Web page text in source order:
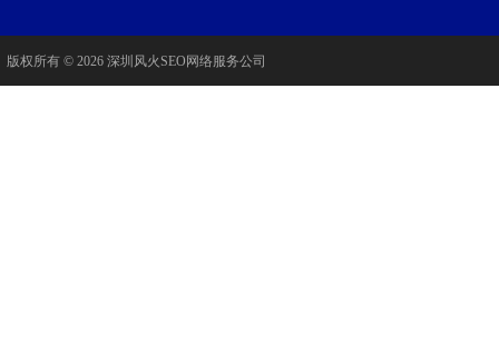
版权所有 © 2026 深圳风火SEO网络服务公司